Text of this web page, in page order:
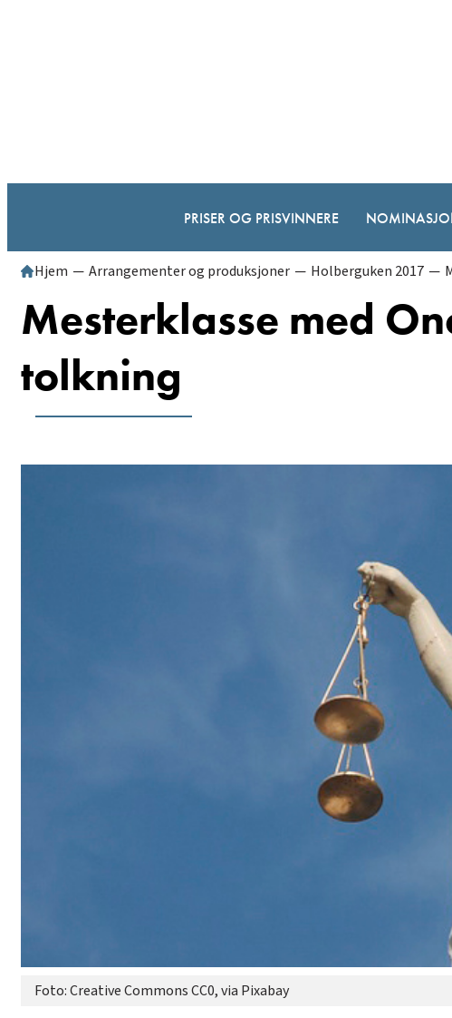
PRISER OG PRISVINNERE
Hjem ─ Arrangementer og produksjoner ─ Holberguken 2017 ─
Mesterklasse med
tolkning
Foto: Creative Commons CC0, via Pixabay